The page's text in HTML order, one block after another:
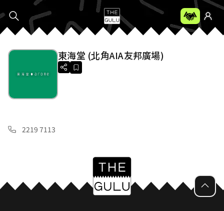
東海堂 (北角AIA友邦廣場)
2219 7113